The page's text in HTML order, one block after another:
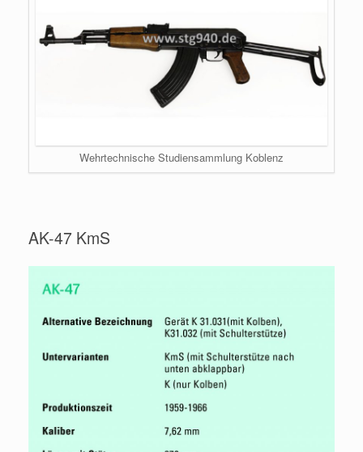
Wehrtechnische Studiensammlung Koblenz
AK-47 KmS